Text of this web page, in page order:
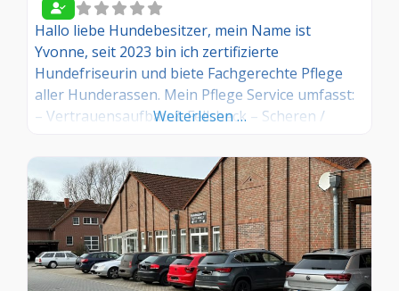
Hallo liebe Hundebesitzer, mein Name ist
Yvonne, seit 2023 bin ich zertifizierte
Hundefriseurin und biete Fachgerechte Pflege
aller Hunderassen. Mein Pflege Service umfasst:
– Vertrauensaufbau & Fellcheck – Scheren /
Entfernen der Unterwolle – Entfilzen – Trimmen
per Hand – Augen-/Ohren- & Ballenpflege –
Krallen schneiden – Welpeneingewöhnung Mit
viel Liebe und
Weiterlesen …